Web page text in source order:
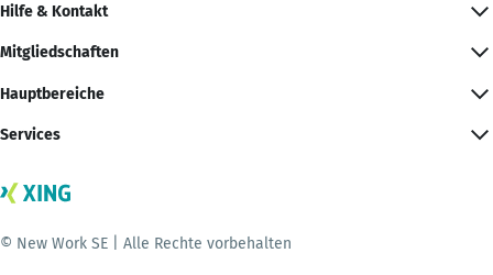
Hilfe & Kontakt
Mitgliedschaften
Hauptbereiche
Services
© New Work SE | Alle Rechte vorbehalten